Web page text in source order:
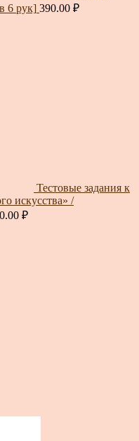
6 рук] 390.00 ₽
Тестовые задания к
искусства» /
₽